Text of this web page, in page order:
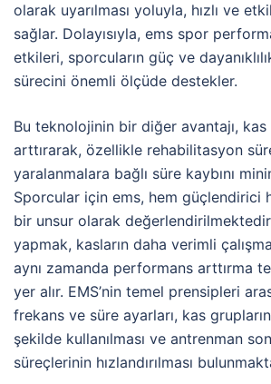
olarak uyarılması yoluyla, hızlı ve
sağlar. Dolayısıyla, ems spor
etkileri, sporcuların güç ve
sürecini önemli ölçüde destekler.
Bu teknolojinin bir diğer avantajı,
arttırarak, özellikle rehabilitasyon
yaralanmalara bağlı süre kaybını
Sporcular için ems, hem güçlendirici
bir unsur olarak
yapmak, kasların daha verimli
aynı zamanda performans arttırma
yer alır. EMS’nin temel prensipleri
frekans ve süre ayarları, kas
şekilde kullanılması ve antrenman
süreçlerinin hızlandırılması